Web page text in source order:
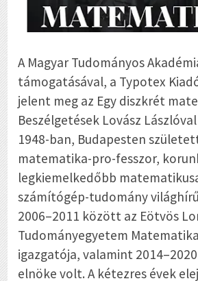
A Magyar Tudományos
támogatásával, a Typotex
jelent meg az Egy diszkrét
Beszélgetések Lovász Lászlóval
1948-ban, Budapesten
matematika-pro-fesszor,
legkiemelkedőbb
számítógép-tudomány
2006–2011 között az Eötvös
Tudományegyetem
igazgatója, valamint
elnöke volt. A kétezres évek